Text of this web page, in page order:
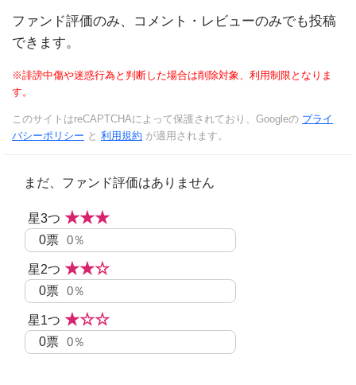
ファンド評価のみ、コメント・レビューのみでも投稿
できます。
※誹謗中傷や迷惑行為と判断した場合は削除対象、利用制限となりま
す。
このサイトはreCAPTCHAによって保護されており、Googleの プライ
バシーポリシー と 利用規約 が適用されます。
まだ、ファンド評価はありません
星3つ ★★★
0票 0％
星2つ ★★☆
0票 0％
星1つ ★☆☆
0票 0％